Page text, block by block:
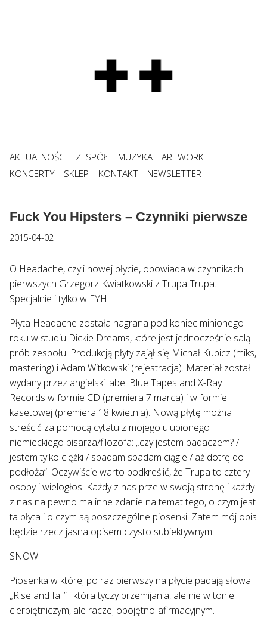
AKTUALNOŚCI ZESPÓŁ MUZYKA
ARTWORK
KONCERTY
SKLEP KONTAKT NEWSLETTER
Fuck You Hipsters – Czynniki pierwsze
2015-04-02
O Headache, czyli nowej płycie, opowiada w czynnikach
pierwszych Grzegorz Kwiatkowski z Trupa Trupa.
Specjalnie i tylko w FYH!
Płyta Headache została nagrana pod koniec minionego
roku w studiu Dickie Dreams, które jest jednocześnie salą
prób zespołu. Produkcją płyty zajął się Michał Kupicz (miks,
mastering) i Adam Witkowski (rejestracja). Materiał został
wydany przez angielski label Blue Tapes and X-Ray
Records w formie CD (premiera 7 marca) i w formie
kasetowej (premiera 18 kwietnia). Nową płytę można
streścić za pomocą cytatu z mojego ulubionego
niemieckiego pisarza/filozofa: „czy jestem badaczem? /
jestem tylko ciężki / spadam spadam ciągle / aż dotrę do
podłoża”. Oczywiście warto podkreślić, że Trupa to cztery
osoby i wielogłos. Każdy z nas prze w swoją stronę i każdy
z nas na pewno ma inne zdanie na temat tego, o czym jest
ta płyta i o czym są poszczególne piosenki. Zatem mój opis
będzie rzecz jasna opisem czysto subiektywnym.
SNOW
Piosenka w której po raz pierwszy na płycie padają słowa
„Rise and fall” i która tyczy przemijania, ale nie w tonie
cierpiętniczym, ale raczej obojętno-afirmacyjnym.